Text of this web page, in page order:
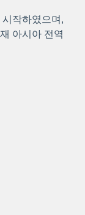
작하였으며,
아시아 전역